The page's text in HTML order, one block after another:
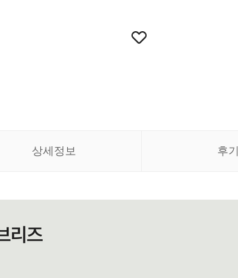
상세정보 후기